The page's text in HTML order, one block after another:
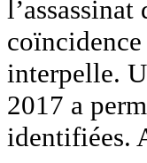
interpelle.
2017 a
identifiées.